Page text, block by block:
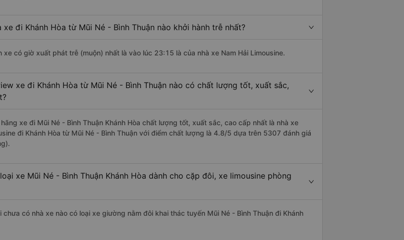
xe đi Khánh Hòa từ Mũi Né - Bình Thuận nào khởi hành trễ nhất?
xe có giờ xuất phát trễ (muộn) nhất là vào lúc 23:15 là của nhà xe Nam Hải Limousine.
xe đi Khánh Hòa từ Mũi Né - Bình Thuận nào có chất lượng tốt, xuất sắc,
xe đi Mũi Né - Bình Thuận Khánh Hòa chất lượng tốt, xuất sắc, cao cấp nhất là nhà xe
đi Khánh Hòa từ Mũi Né - Bình Thuận với điểm chất lượng là 4.8/5 dựa trên 5307 đánh giá
xe Mũi Né - Bình Thuận Khánh Hòa dành cho cặp đôi, xe limousine phòng
chưa có nhà xe nào có loại xe giường nằm đôi khai thác tuyến Mũi Né - Bình Thuận đi Khánh